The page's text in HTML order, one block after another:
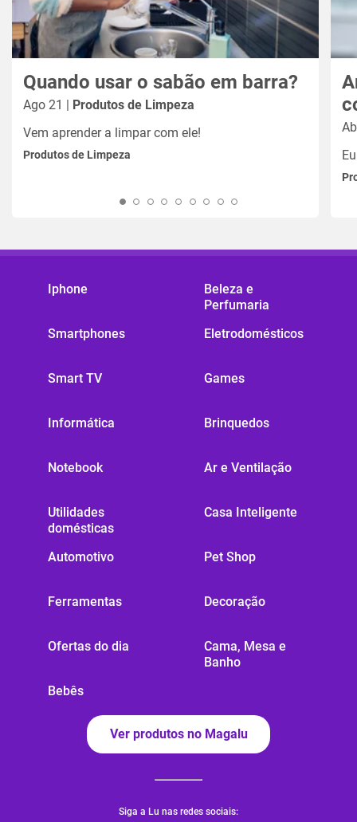
Quando usar o sabão em barra?
Ago 21 | Produtos de Limpeza
Vem aprender a limpar com ele!
Produtos de Limpeza
Iphone
Smartphones
Smart TV
Informática
Notebook
Utilidades
domésticas
Automotivo
Ferramentas
Ofertas do dia
Bebês
Beleza e
Perfumaria
Eletrodomésticos
Games
Brinquedos
Ar e Ventilação
Casa Inteligente
Pet Shop
Decoração
Cama, Mesa e
Banho
Ver produtos no Magalu
Siga a Lu nas redes sociais: